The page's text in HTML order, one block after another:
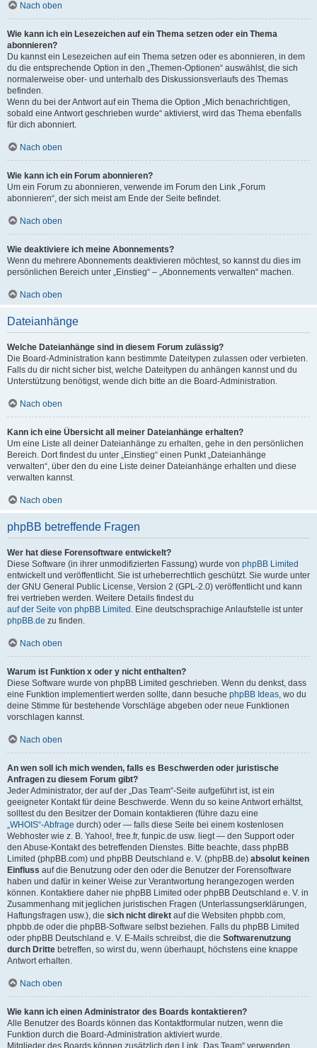
Nach oben
Wie kann ich ein Lesezeichen auf ein Thema setzen oder ein Thema
abonnieren?
Du kannst ein Lesezeichen auf ein Thema setzen oder es abonnieren, in dem
du die entsprechende Option in den „Themen-Optionen“ auswählst, die sich
normalerweise ober- und unterhalb des Diskussionsverlaufs des Themas
befinden.
Wenn du bei der Antwort auf ein Thema die Option „Mich benachrichtigen,
sobald eine Antwort geschrieben wurde“ aktivierst, wird das Thema ebenfalls
für dich abonniert.
Nach oben
Wie kann ich ein Forum abonnieren?
Um ein Forum zu abonnieren, verwende im Forum den Link „Forum
abonnieren“, der sich meist am Ende der Seite befindet.
Nach oben
Wie deaktiviere ich meine Abonnements?
Wenn du mehrere Abonnements deaktivieren möchtest, so kannst du dies im
persönlichen Bereich unter „Einstieg“ – „Abonnements verwalten“ machen.
Nach oben
Dateianhänge
Welche Dateianhänge sind in diesem Forum zulässig?
Die Board-Administration kann bestimmte Dateitypen zulassen oder verbieten.
Falls du dir nicht sicher bist, welche Dateitypen du anhängen kannst und du
Unterstützung benötigst, wende dich bitte an die Board-Administration.
Nach oben
Kann ich eine Übersicht all meiner Dateianhänge erhalten?
Um eine Liste all deiner Dateianhänge zu erhalten, gehe in den persönlichen
Bereich. Dort findest du unter „Einstieg“ einen Punkt „Dateianhänge
verwalten“, über den du eine Liste deiner Dateianhänge erhalten und diese
verwalten kannst.
Nach oben
phpBB betreffende Fragen
Wer hat diese Forensoftware entwickelt?
Diese Software (in ihrer unmodifizierten Fassung) wurde von phpBB Limited
entwickelt und veröffentlicht. Sie ist urheberrechtlich geschützt. Sie wurde unter
der GNU General Public License, Version 2 (GPL-2.0) veröffentlicht und kann
frei vertrieben werden. Weitere Details findest du
auf der Seite von phpBB Limited . Eine deutschsprachige Anlaufstelle ist unter
phpBB.de zu finden.
Nach oben
Warum ist Funktion x oder y nicht enthalten?
Diese Software wurde von phpBB Limited geschrieben. Wenn du denkst, dass
eine Funktion implementiert werden sollte, dann besuche phpBB Ideas, wo du
deine Stimme für bestehende Vorschläge abgeben oder neue Funktionen
vorschlagen kannst.
Nach oben
An wen soll ich mich wenden, falls es Beschwerden oder juristische
Anfragen zu diesem Forum gibt?
Jeder Administrator, der auf der „Das Team“-Seite aufgeführt ist, ist ein
geeigneter Kontakt für deine Beschwerde. Wenn du so keine Antwort erhältst,
solltest du den Besitzer der Domain kontaktieren (führe dazu eine
„WHOIS“-Abfrage durch) oder — falls diese Seite bei einem kostenlosen
Webhoster wie z. B. Yahoo!, free.fr, funpic.de usw. liegt — den Support oder
den Abuse-Kontakt des betreffenden Dienstes. Bitte beachte, dass phpBB
Limited (phpBB.com) und phpBB Deutschland e. V. (phpBB.de) absolut keinen
Einfluss auf die Benutzung oder den oder die Benutzer der Forensoftware
haben und dafür in keiner Weise zur Verantwortung herangezogen werden
können. Kontaktiere daher nie phpBB Limited oder phpBB Deutschland e. V. in
Zusammenhang mit jeglichen juristischen Fragen (Unterlassungserklärungen,
Haftungsfragen usw.), die sich nicht direkt auf die Websiten phpbb.com,
phpbb.de oder die phpBB-Software selbst beziehen. Falls du phpBB Limited
oder phpBB Deutschland e. V. E-Mails schreibst, die die Softwarenutzung
durch Dritte betreffen, so wirst du, wenn überhaupt, höchstens eine knappe
Antwort erhalten.
Nach oben
Wie kann ich einen Administrator des Boards kontaktieren?
Alle Benutzer des Boards können das Kontaktformular nutzen, wenn die
Funktion durch die Board-Administration aktiviert wurde.
Mitglieder des Boards können zusätzlich den Link „Das Team“ verwenden.